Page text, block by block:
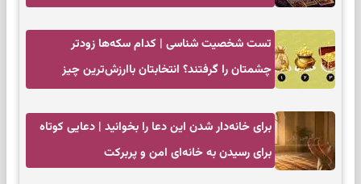
تست شخصیت شناسی | کدام سکه‌ها زودتر
چشمتان را گرفتند؟ انتخابتان باارزش‌ترین چیز
برای خانه‌دار شدن این دعا را بخوانید | دعایی کوتاه
برای رسیدن به خانه‌ای امن و پربرکت